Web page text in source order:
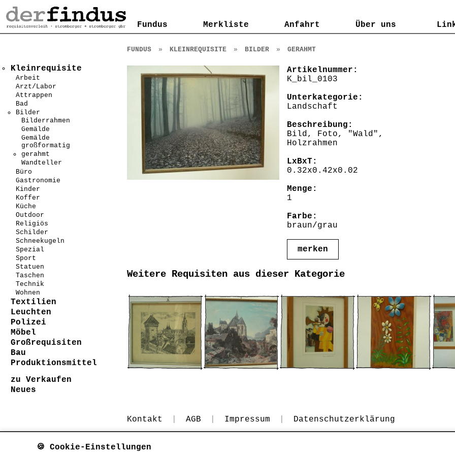
Fundus Merkliste Anfahrt Über uns
Kontakt
AGB
Impressum
Datenschutzerklärung Fundus Merkliste Anfahrt Über uns
Kleinrequisite
Arbeit
Arzt/Labor
Attrappen
Bad
Bilder
Bilderrahmen
Gemälde
Gemälde
großformatig
gerahmt
Wandteller
Büro
Gastronomie
Kinder
Koffer
Küche
Outdoor
Religiös
Schilder
Schneekugeln
Spezial
Sport
Statuen
Taschen
Technik
Wohnen
Textilien
Leuchten
Polizei
Möbel
Großrequisiten
Bau
Produktionsmittel
zu Verkaufen
Neues
FUNDUS » KLEINREQUISITE » BILDER » GERAHMT
Artikelnummer:
K_bil_0103
Unterkategorie:
Landschaft
Beschreibung:
Bild, Foto, "Wald",
Holzrahmen
LxBxT:
0.32x0.42x0.02
Menge:
1
Farbe:
braun/grau
merken
Weitere Requisiten aus dieser Kategorie
Kontakt AGB Impressum Datenschutzerklärung
🍪 Cookie-Einstellungen